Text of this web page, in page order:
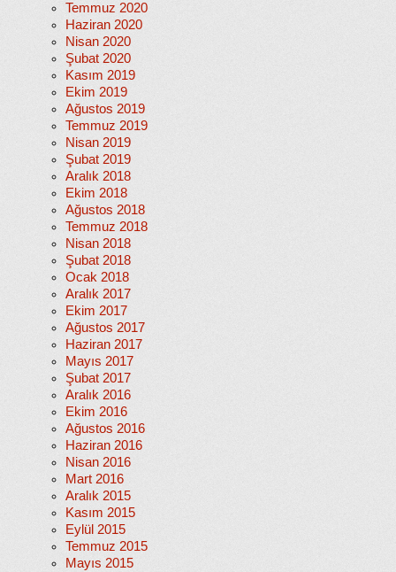
Temmuz 2020
Haziran 2020
Nisan 2020
Şubat 2020
Kasım 2019
Ekim 2019
Ağustos 2019
Temmuz 2019
Nisan 2019
Şubat 2019
Aralık 2018
Ekim 2018
Ağustos 2018
Temmuz 2018
Nisan 2018
Şubat 2018
Ocak 2018
Aralık 2017
Ekim 2017
Ağustos 2017
Haziran 2017
Mayıs 2017
Şubat 2017
Aralık 2016
Ekim 2016
Ağustos 2016
Haziran 2016
Nisan 2016
Mart 2016
Aralık 2015
Kasım 2015
Eylül 2015
Temmuz 2015
Mayıs 2015